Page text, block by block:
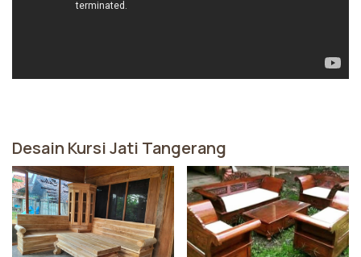
Desain Kursi Jati Tangerang